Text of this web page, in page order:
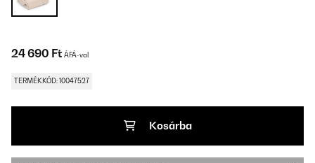
24 690 Ft ÁFÁ-val
TERMÉKKÓD: 10047527
Kosárba